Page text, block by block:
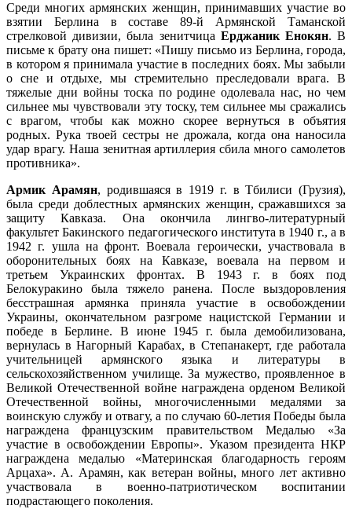
Среди многих армянских женщин, принимавших участие во
взятии Берлина в составе 89-й Армянской Таманской
стрелковой дивизии, была зенитчица Ерджаник Енокян. В
письме к брату она пишет: «Пишу письмо из Берлина, города,
в котором я принимала участие в последних боях. Мы забыли
о сне и отдыхе, мы стремительно преследовали врага. В
тяжелые дни войны тоска по родине одолевала нас, но чем
сильнее мы чувствовали эту тоску, тем сильнее мы сражались
с врагом, чтобы как можно скорее вернуться в объятия
родных. Рука твоей сестры не дрожала, когда она наносила
удар врагу. Наша зенитная артиллерия сбила много самолетов
противника».
Армик Арамян, родившаяся в 1919 г. в Тбилиси (Грузия),
была среди доблестных армянских женщин, сражавшихся за
защиту Кавказа. Она окончила лингво-литературный
факультет Бакинского педагогического института в 1940 г., а в
1942 г. ушла на фронт. Воевала героически, участвовала в
оборонительных боях на Кавказе, воевала на первом и
третьем Украинских фронтах. В 1943 г. в боях под
Белокуракино была тяжело ранена. После выздоровления
бесстрашная армянка приняла участие в освобождении
Украины, окончательном разгроме нацистской Германии и
победе в Берлине. В июне 1945 г. была демобилизована,
вернулась в Нагорный Карабах, в Степанакерт, где работала
учительницей армянского языка и литературы в
сельскохозяйственном училище. За мужество, проявленное в
Великой Отечественной войне награждена орденом Великой
Отечественной войны, многочисленными медалями за
воинскую службу и отвагу, а по случаю 60-летия Победы была
награждена французским правительством Медалью «За
участие в освобождении Европы». Указом президента НКР
награждена медалью «Материнская благодарность героям
Арцаха». А. Арамян, как ветеран войны, много лет активно
участвовала в военно-патриотическом воспитании
подрастающего поколения.